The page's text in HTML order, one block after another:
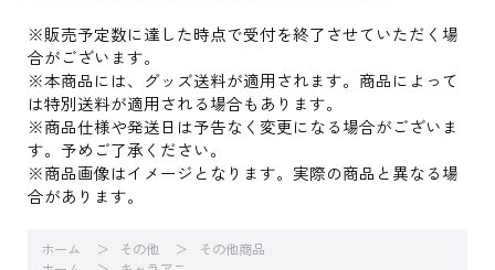
※販売予定数に達した時点で受付を終了させていただく場
合がございます。
※本商品には、グッズ送料が適用されます。商品によって
は特別送料が適用される場合もあります。
※商品仕様や発送日は予告なく変更になる場合がございま
す。予めご了承ください。
※商品画像はイメージとなります。実際の商品と異なる場
合があります。
ホーム その他
その他商品